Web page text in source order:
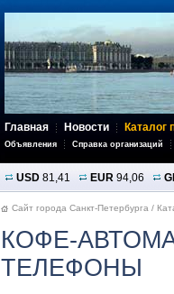
Главная Новости Каталог
Объявления Справка организаций
USD 81,41 EUR 94,06
Сайт города Санкт-Петербурга /
КОФЕ-
ТЕЛЕФОНЫ